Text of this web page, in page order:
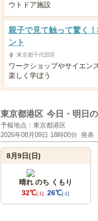
ウトドア施設
親子で見て触って驚く
ント
東京都千代田区
ワークショップやサイエン
楽しく学ぼう
東京都港区 今日・明日
予報地点：東京都港区
2026年08月09日 18時00分 発表
8月9日(日)
晴れ のち くもり
32℃[-1] 26℃[-1]